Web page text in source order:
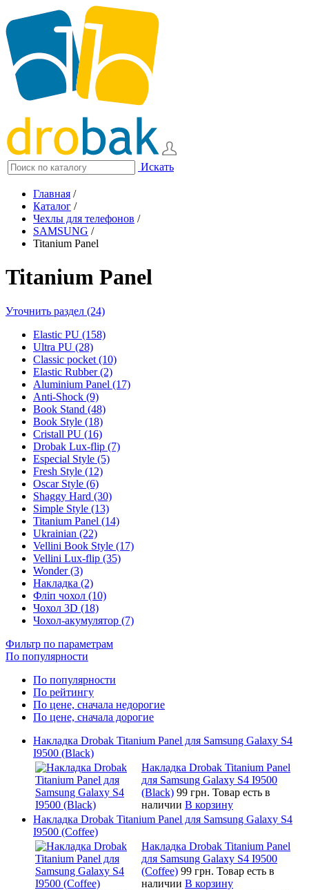
Искать
Главная /
Каталог /
Чехлы для телефонов /
SAMSUNG /
Titanium Panel
Titanium Panel
Уточнить раздел (24)
Elastic PU (158)
Ultra PU (28)
Classic pocket (10)
Elastic Rubber (2)
Aluminium Panel (17)
Anti-Shock (9)
Book Stand (48)
Book Style (18)
Cristall PU (16)
Drobak Lux-flip (7)
Especial Style (5)
Fresh Style (12)
Oscar Style (6)
Shaggy Hard (30)
Simple Style (13)
Titanium Panel (14)
Ukrainian (22)
Vellini Book Style (17)
Vellini Lux-flip (35)
Wonder (3)
Накладка (2)
Фліп чохол (10)
Чохол 3D (18)
Чохол-акумулятор (7)
Фильтр по параметрам
По популярности
По популярности
По рейтингу
По цене, сначала недорогие
По цене, сначала дорогие
Накладка Drobak Titanium Panel для Samsung Galaxy S4
I9500 (Black)
Накладка Drobak Titanium Panel
для Samsung Galaxy S4 I9500
(Black) 99 грн. Товар есть в
наличии В корзину
Накладка Drobak Titanium Panel для Samsung Galaxy S4
I9500 (Coffee)
Накладка Drobak Titanium Panel
для Samsung Galaxy S4 I9500
(Coffee) 99 грн. Товар есть в
наличии В корзину